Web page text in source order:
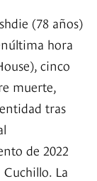
(78 años)
hora
cinco
muerte,
tras
de 2022
La